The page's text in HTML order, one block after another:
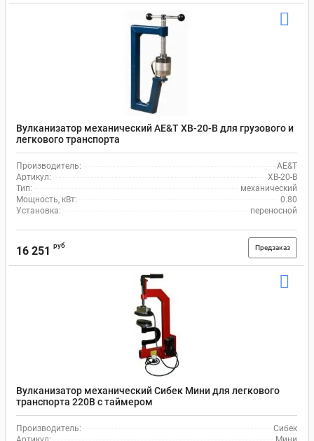
Вулканизатор механический AE&T XB-20-B для грузового и
легкового транспорта
Производитель:
AE&T
Артикул:
XB-20-B
Тип:
механический
Мощность, кВт:
0.80
Установка:
переносной
16 251 руб Предзаказ
Вулканизатор механический Сибек Мини для легкового
транспорта 220В с таймером
Производитель:
Сибек